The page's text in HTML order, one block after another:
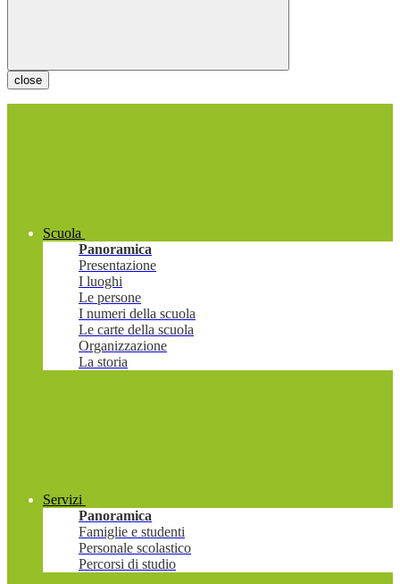
close
Scuola
Panoramica
Presentazione
I luoghi
Le persone
I numeri della scuola
Le carte della scuola
Organizzazione
La storia
Servizi
Panoramica
Famiglie e studenti
Personale scolastico
Percorsi di studio